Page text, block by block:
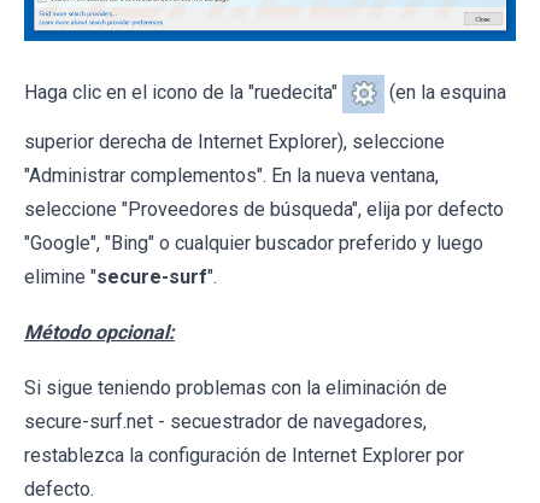
Haga clic en el icono de la "ruedecita" (en la esquina
superior derecha de Internet Explorer), seleccione
"Administrar complementos". En la nueva ventana,
seleccione "Proveedores de búsqueda", elija por defecto
"Google", "Bing" o cualquier buscador preferido y luego
elimine "secure-surf".
Método opcional:
Si sigue teniendo problemas con la eliminación de
secure-surf.net - secuestrador de navegadores,
restablezca la configuración de Internet Explorer por
defecto.